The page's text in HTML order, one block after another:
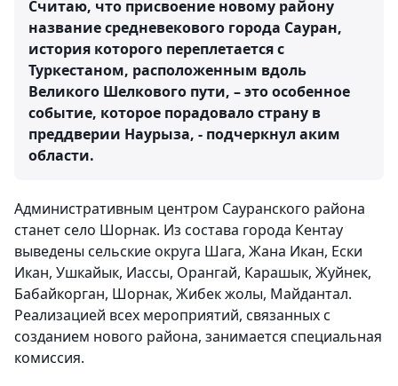
Считаю, что присвоение новому району
название средневекового города Сауран,
история которого переплетается с
Туркестаном, расположенным вдоль
Великого Шелкового пути, – это особенное
событие, которое порадовало страну в
преддверии Наурыза, - подчеркнул аким
области.
Административным центром Сауранского района
станет село Шорнак. Из состава города Кентау
выведены сельские округа Шага, Жана Икан, Ески
Икан, Ушкайык, Иассы, Орангай, Карашык, Жуйнек,
Бабайкорган, Шорнак, Жибек жолы, Майдантал.
Реализацией всех мероприятий, связанных с
созданием нового района, занимается специальная
комиссия.